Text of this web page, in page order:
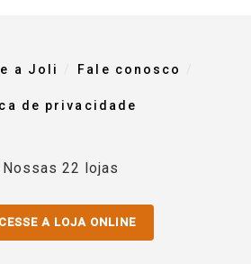
a Joli Fale conosco
de privacidade
Nossas 22 lojas
A LOJA ONLINE